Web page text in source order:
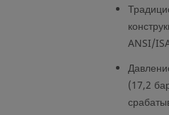
ANSI/
(17,2